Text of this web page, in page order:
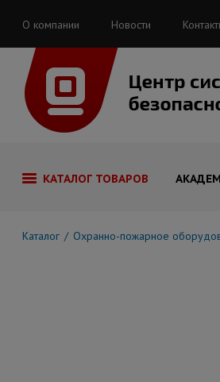
О компании Новости
КАТАЛОГ ТОВАРОВ
Каталог Охранно-пожарное